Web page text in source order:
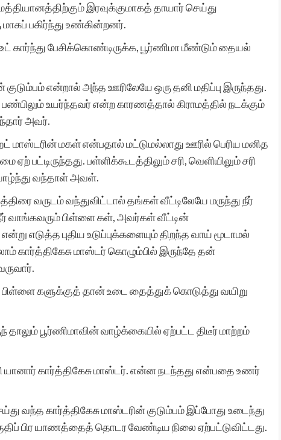
இரவுக்குமாகத் தாயார் செய்து
மாகப் பகிர்ந்து உண்கின்றனர்.
கார்ந்து பேசிக்கொண்டிருக்க, பூர்ணிமா மீண்டும் தையல்
என்றால் அந்த ஊரிலேயே ஒரு தனி மதிப்பு இருந்தது.
பண்பிலும் உயர்ந்தவர் என்ற காரணத்தால் கிராமத்தில் நடக்கும்
அவர்.
மாஸ்டரின் மகள் என்பதால் மட்டுமல்லாது ஊரில் பெரிய மனித
பட்டிருந்தது. பள்ளிக்கூடத்திலும் சரி, வெளியிலும் சரி
வந்தாள் அவள்.
வருடம் வந்துவிட்டால் தங்கள் வீட்டிலேயே மருந்து நீர்
வாங்கவரும் பிள்ளை கள், அவர்கள் வீட்டின்
எடுத்த புதிய உடுப்புக்களையும் திறந்த வாய் மூடாமல்
கார்த்திகேசு மாஸ்டர் கொழும்பில் இருந்தே தன்
களுக்குத் தான் உடை தைத்துக் கொடுத்து வயிறு
பூர்ணிமாவின் வாழ்க்கையில் ஏற்பட்ட திடீர் மாற்றம்
யானார் கார்த்திகேசு மாஸ்டர். என்ன நடந்தது என்பதை உணர்
வந்த கார்த்திகேசு மாஸ்டரின் குடும்பம் இப்போது உடைந்து
பிர யாணத்தைத் தொடர வேண்டிய நிலை ஏற்பட்டுவிட்டது.
சிறுகதைகளுக்கு ஏற்ற
தளம் சிறுகதைகள்.காம்,
கதையாசிரியர்களுக்கும்,
வாய்ப்பில்லா
கதையாசிரியர்களுக்கும்
தங்கள் திறமைகளை
அரிய வாய்ப்பு, என்னுடைய
கதைகளும் இதில்
இடம்பெற்றிருப்பதில் மிக்க
மகிழ்வே – வாய்ப்பளித்த
மிக்க நன்றி.
ஐ.ஆர்.கரோலின்